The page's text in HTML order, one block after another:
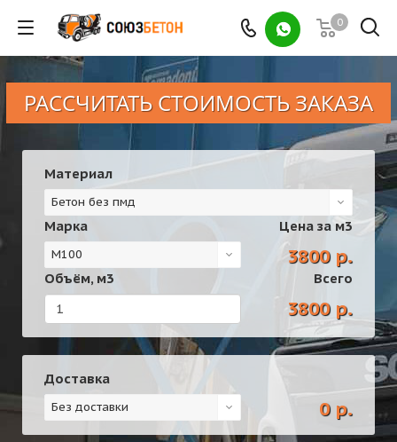
0
РАССЧИТАТЬ СТОИМОСТЬ ЗАКАЗА
Материал
Бетон без пмд
Марка
М100
Цена за м3
3800 р.
Объём, м3 Всего
3800 р.
Доставка
Без доставки 0 р.